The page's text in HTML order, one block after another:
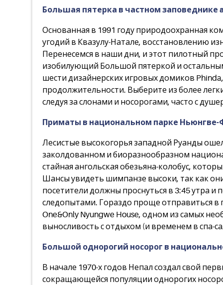
Большая пятерка в частном
Основанная в 1991 году природоохранная
угодий в Квазулу-Натале, восстановлению
Перенесемся в наши дни, и этот пилотный
изобилующий Большой пятеркой и
шести дизайнерских игровых домиков
продолжительности. Выберите из более
следуя за слонами и носорогами, часто с
Приматы в национальном парке Ньюнгве-
Лесистые высокогорья западной Руанды
заколдованном и биоразнообразном
стайная ангольская обезьяна-колобус,
Шансы увидеть шимпанзе высоки, так как
посетители должны проснуться в 3:45 утра
следопытами. Гораздо проще отправиться в
One&Only Nyungwe House, одном из самых
выносливость с отдыхом (и временем в спа-
Большой однорогий носорог в
В начале 1970-х годов Непал создал свой
сокращающейся популяции однорогих